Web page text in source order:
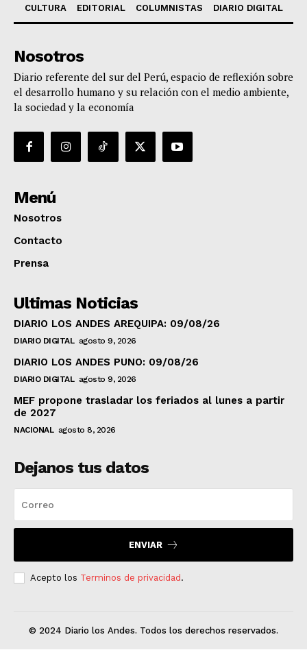
CULTURA
EDITORIAL COLUMNISTAS DIARIO DIGITAL
Nosotros
Diario referente del sur del Perú, espacio de reflexión sobre
el desarrollo humano y su relación con el medio ambiente,
la sociedad y la economía
Menú
Nosotros
Contacto
Prensa
Ultimas Noticias
DIARIO LOS ANDES AREQUIPA: 09/08/26
DIARIO DIGITAL agosto 9, 2026
DIARIO LOS ANDES PUNO: 09/08/26
DIARIO DIGITAL agosto 9, 2026
MEF propone trasladar los feriados al lunes a partir
de 2027
NACIONAL agosto 8, 2026
Dejanos tus datos
ENVIAR
Acepto los Terminos de privacidad .
© 2024 Diario los Andes. Todos los derechos reservados.